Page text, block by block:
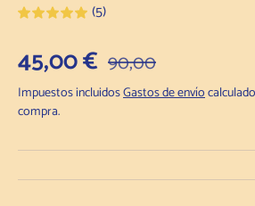
(5)
Precio de venta
45,00 € Precio habitual
90,00
Impuestos incluidosGastos de envío
compra.